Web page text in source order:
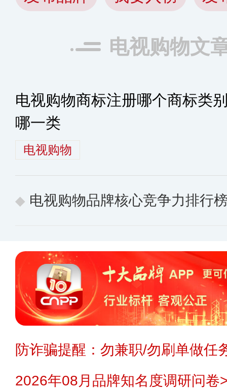
电视购物文
电视购物商标注册哪个商标类
哪一类
电视购物
电视购物品牌核心竞争力排行榜 10个
防诈骗提醒：勿兼职/勿刷单做任
2026年08月品牌知名度调研问卷